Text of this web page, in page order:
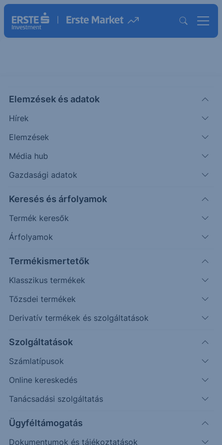
Elemzések és adatok
Hírek
Elemzések
Média hub
Gazdasági adatok
Keresés és árfolyamok
Termék keresők
Árfolyamok
Termékismertetők
Klasszikus termékek
Tőzsdei termékek
Derivatív termékek és szolgáltatások
Szolgáltatások
Számlatípusok
Online kereskedés
Tanácsadási szolgáltatás
Ügyféltámogatás
Dokumentumok és tájékoztatások
Bond Fund N USD
ISIN: LU0128530416
Árfolyam dátuma:
INVESTMENTS
Kategória
Kockázat
Közepes
Szektor
Alap devizaneme
USD
Indulás
2001.05.14.
3hó YTD